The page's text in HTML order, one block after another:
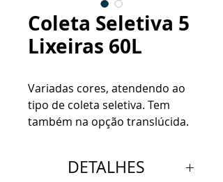
Coleta Seletiva 5
Lixeiras 60L
Variadas cores, atendendo ao
tipo de coleta seletiva. Tem
também na opção translúcida.
DETALHES